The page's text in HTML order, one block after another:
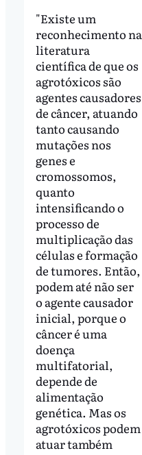
"Existe um
reconhecimento na
literatura
científica de que os
agrotóxicos são
agentes causadores
de câncer, atuando
tanto causando
mutações nos
genes e
cromossomos,
quanto
intensificando o
processo de
multiplicação das
células e formação
de tumores. Então,
podem até não ser
o agente causador
inicial, porque o
câncer é uma
doença
multifatorial,
depende de
alimentação
genética. Mas os
agrotóxicos podem
atuar também